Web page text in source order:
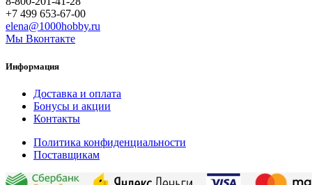
+7 499 653-67-00
elena@1000hobby.ru
Мы Вконтакте
Информация
Доставка и оплата
Бонусы и акции
Контакты
Политика конфиденциальности
Поставщикам